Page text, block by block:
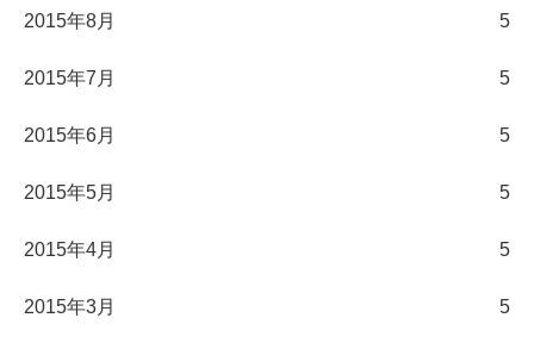
2015年8月 5
2015年7月 5
2015年6月 5
2015年5月 5
2015年4月 5
2015年3月 5